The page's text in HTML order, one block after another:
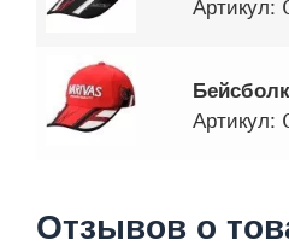
Артикул:
Отзывов о